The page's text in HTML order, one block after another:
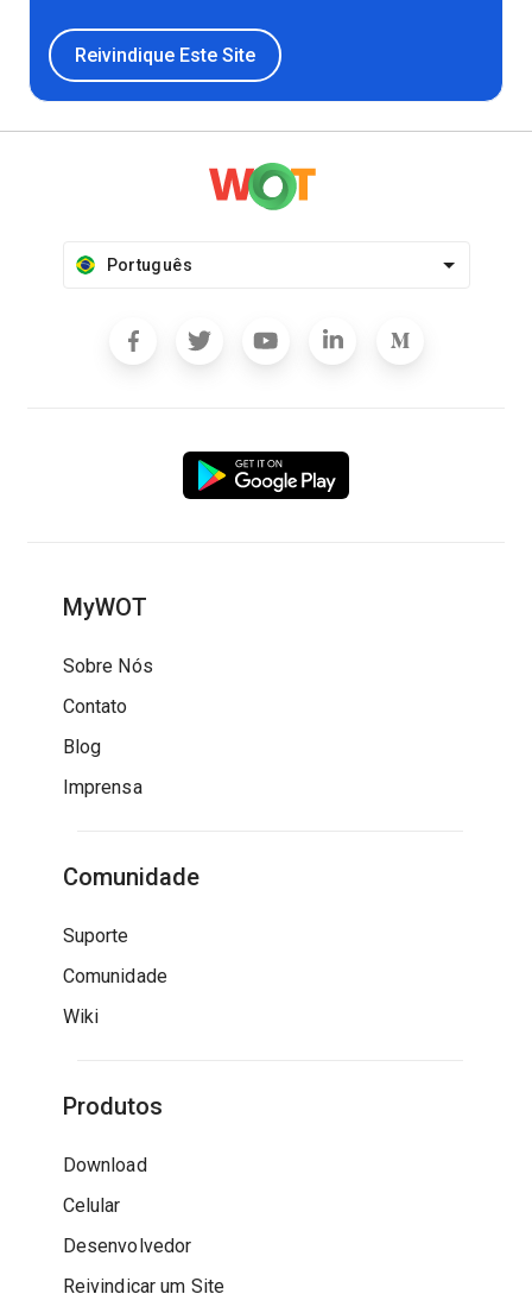
Reivindique Este Site
Português
MyWOT
Sobre Nós
Contato
Blog
Imprensa
Comunidade
Suporte
Comunidade
Wiki
Produtos
Download
Celular
Desenvolvedor
Reivindicar um Site